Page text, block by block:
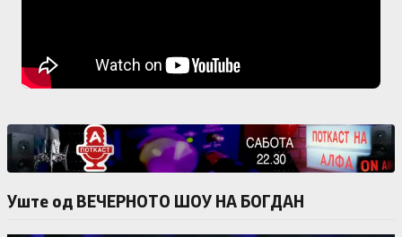
Уште од ВЕЧЕРНОТО ШОУ НА БОГДАН